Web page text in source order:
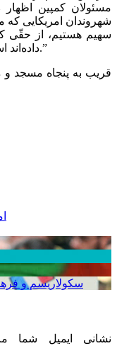
مسئولان کمپین
شهروندان امریکایی که
سهیم هستیم، از حقّی
داده‌اند استفاده کنیم و به پای صندوق‌های رأی برویم.”
قریب به پنجاه مسجد و
سکولاریسم و
نشانی ایمیل شما